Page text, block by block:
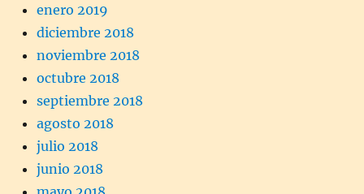
enero 2019
diciembre 2018
noviembre 2018
octubre 2018
septiembre 2018
agosto 2018
julio 2018
junio 2018